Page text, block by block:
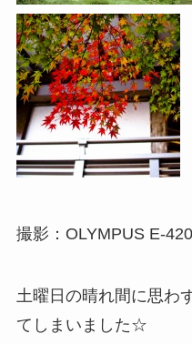
撮影：OLYMPUS E-420
土曜日の晴れ間に思わ
てしまいました☆